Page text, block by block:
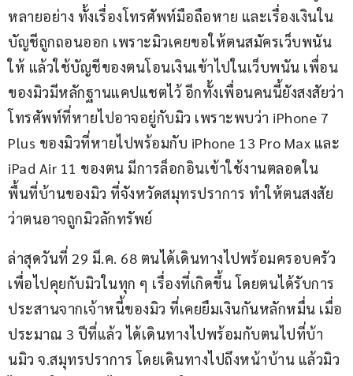
หลายอย่าง ทั้งเรื่องโทรศัพท์มือถือหาย และเรื่องเงินใน
บัญชีถูกถอนออก เพราะมิวเคยขอให้ตนสมัครเว็บพนัน
ให้ แล้วใช้บัญชีของตนโอนเงินเข้าไปในเว็บพนัน เพื่อน
ของมิวมีหลักฐานแคปแชตไว้ อีกทั้งเพื่อนคนนี้ยังสงสัยว่า
โทรศัพท์ที่หายไปอาจอยู่กับมิว เพราะพบว่า iPhone 7
Plus ของมิวที่หายไปพร้อมกับ iPhone 13 Pro Max และ
iPad Air 11 ของตน มีการล็อกอินเข้าใช้งานตลอดใน
พื้นที่บ้านของมิว ที่จังหวัดสมุทรปราการ ทำให้ตนสงสัย
ว่าตนอาจถูกมิวลักทรัพย์
ล่าสุดวันที่ 29 มี.ค. 68 ตนได้เดินทางไปพร้อมครอบครัว
เพื่อไปคุยกับมิวในทุก ๆ เรื่องที่เกิดขึ้น โดยตนได้รับการ
ประสานจากเจ้าหนี้ของมิว ที่เคยยืมเงินกันหลักหมื่น เมื่อ
ประมาณ 3 ปีที่แล้ว ได้เดินทางไปพร้อมกับตนไปที่บ้า
นมิว จ.สมุทรปราการ โดยเดินทางไปถึงหน้าบ้าน แล้วมิว